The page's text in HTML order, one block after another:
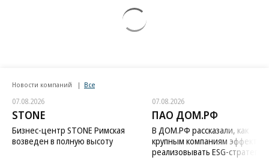
Новости компаний
07.08.2026
STONE
Бизнес-центр STONE Римская
07.08.2026
ПАО ДОМ.РФ
В ДОМ.РФ рассказали, как
крупным компаниям